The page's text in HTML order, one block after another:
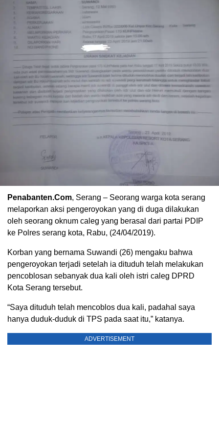
Penabanten.Com, Serang – Seorang warga kota serang
melaporkan aksi pengeroyokan yang di duga dilakukan
oleh seorang oknum caleg yang berasal dari partai PDIP
ke Polres serang kota, Rabu, (24/04/2019).
Korban yang bernama Suwandi (26) mengaku bahwa
pengeroyokan terjadi setelah ia dituduh telah melakukan
pencoblosan sebanyak dua kali oleh istri caleg DPRD
Kota Serang tersebut.
“Saya dituduh telah mencoblos dua kali, padahal saya
hanya duduk-duduk di TPS pada saat itu,” katanya.
ADVERTISEMENT